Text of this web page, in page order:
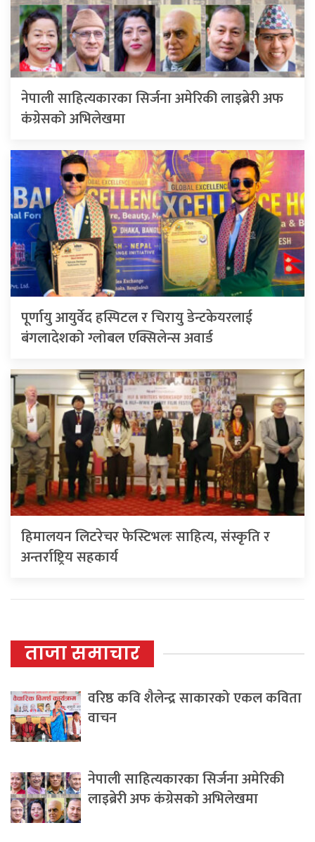
नेपाली साहित्यकारका सिर्जना अमेरिकी लाइब्रेरी अफ
कंग्रेसको अभिलेखमा
पूर्णायु आयुर्वेद हस्पिटल र चिरायु डेन्टकेयरलाई
बंगलादेशको ग्लोबल एक्सिलेन्स अवार्ड
हिमालयन लिटरेचर फेस्टिभलः साहित्य, संस्कृति र
अन्तर्राष्ट्रिय सहकार्य
ताजा समाचार
वरिष्ठ कवि शैलेन्द्र साकारको एकल कविता
वाचन
नेपाली साहित्यकारका सिर्जना अमेरिकी
लाइब्रेरी अफ कंग्रेसको अभिलेखमा